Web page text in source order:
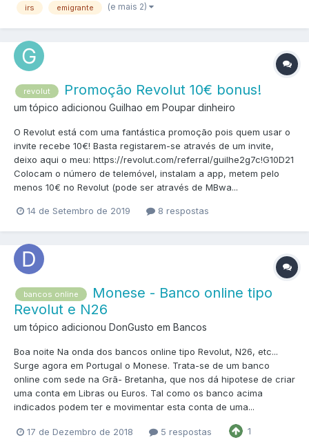
irs emigrante (e mais 2)
revolut Promoção Revolut 10€ bonus!
um tópico adicionou Guilhao em Poupar dinheiro
O Revolut está com uma fantástica promoção pois quem usar o
invite recebe 10€! Basta registarem-se através de um invite,
deixo aqui o meu: https://revolut.com/referral/guilhe2g7c!G10D21
Colocam o número de telemóvel, instalam a app, metem pelo
menos 10€ no Revolut (pode ser através de MBwa...
14 de Setembro de 2019 8 respostas
bancos online
Monese - Banco online tipo
Revolut e N26
um tópico adicionou DonGusto em Bancos
Boa noite Na onda dos bancos online tipo Revolut, N26, etc...
Surge agora em Portugal o Monese. Trata-se de um banco
online com sede na Grã- Bretanha, que nos dá hipotese de criar
uma conta em Libras ou Euros. Tal como os banco acima
indicados podem ter e movimentar esta conta de uma...
17 de Dezembro de 2018 5 respostas 1